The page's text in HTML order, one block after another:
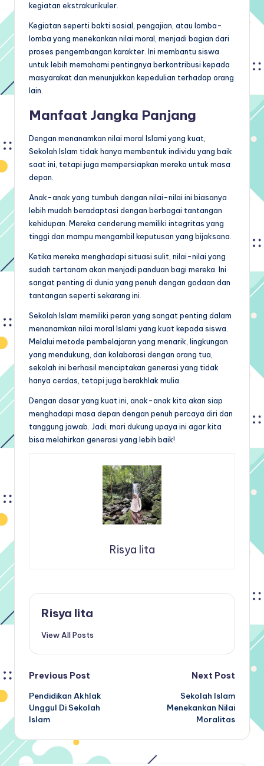
kegiatan ekstrakurikuler.
Kegiatan seperti bakti sosial, pengajian, atau lomba-
lomba yang menekankan nilai moral, menjadi bagian dari
proses pengembangan karakter. Ini membantu siswa
untuk lebih memahami pentingnya berkontribusi kepada
masyarakat dan menunjukkan kepedulian terhadap orang
lain.
Manfaat Jangka Panjang
Dengan menanamkan nilai moral Islami yang kuat,
Sekolah Islam tidak hanya membentuk individu yang baik
saat ini, tetapi juga mempersiapkan mereka untuk masa
depan.
Anak-anak yang tumbuh dengan nilai-nilai ini biasanya
lebih mudah beradaptasi dengan berbagai tantangan
kehidupan. Mereka cenderung memiliki integritas yang
tinggi dan mampu mengambil keputusan yang bijaksana.
Ketika mereka menghadapi situasi sulit, nilai-nilai yang
sudah tertanam akan menjadi panduan bagi mereka. Ini
sangat penting di dunia yang penuh dengan godaan dan
tantangan seperti sekarang ini.
Sekolah Islam memiliki peran yang sangat penting dalam
menanamkan nilai moral Islami yang kuat kepada siswa.
Melalui metode pembelajaran yang menarik, lingkungan
yang mendukung, dan kolaborasi dengan orang tua,
sekolah ini berhasil menciptakan generasi yang tidak
hanya cerdas, tetapi juga berakhlak mulia.
Dengan dasar yang kuat ini, anak-anak kita akan siap
menghadapi masa depan dengan penuh percaya diri dan
tanggung jawab. Jadi, mari dukung upaya ini agar kita
bisa melahirkan generasi yang lebih baik!
Risya lita
Risya lita
View All Posts
Post
navigation
Previous Post
Pendidikan Akhlak
Unggul Di Sekolah
Islam
Next Post
Sekolah Islam
Menekankan Nilai
Moralitas